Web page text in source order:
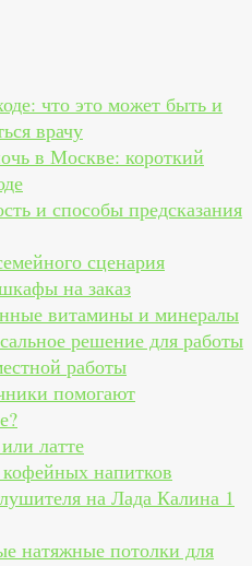
что это может быть и
врачу
в Москве: короткий
и способы предсказания
сценария
на заказ
витамины и минералы
решение для работы
работы
помогают
латте
напитков
на Лада Калина 1
натяжные потолки для